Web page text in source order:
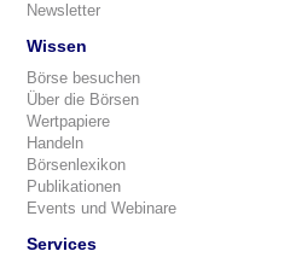
Newsletter
Wissen
Börse besuchen
Über die Börsen
Wertpapiere
Handeln
Börsenlexikon
Publikationen
Events und Webinare
Services